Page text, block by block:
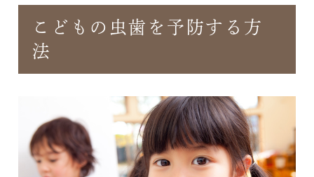
こどもの虫歯を予防する方
法